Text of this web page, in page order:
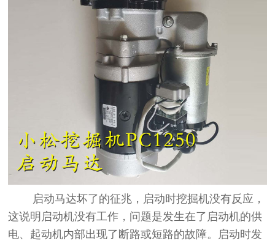
启动马达坏了的征兆，启动时挖掘机没有反应，
这说明启动机没有工作，问题是发生在了启动机的供
电、起动机内部出现了断路或短路的故障。启动时发